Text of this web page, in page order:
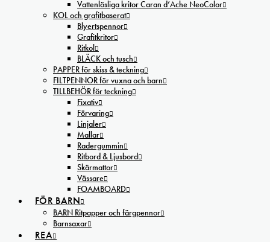
Vattenlösliga kritor Caran d’Ache NeoColor
KOL och grafitbaserat
Blyertspennor
Grafitkritor
Ritkol
BLÄCK och tusch
PAPPER för skiss & teckning
FILTPENNOR för vuxna och barn
TILLBEHÖR för teckning
Fixativ
Förvaring
Linjaler
Mallar
Radergummin
Ritbord & Ljusbord
Skärmattor
Vässare
FOAMBOARD
FÖR BARN
BARN Ritpapper och färgpennor
Barnsaxar
REA